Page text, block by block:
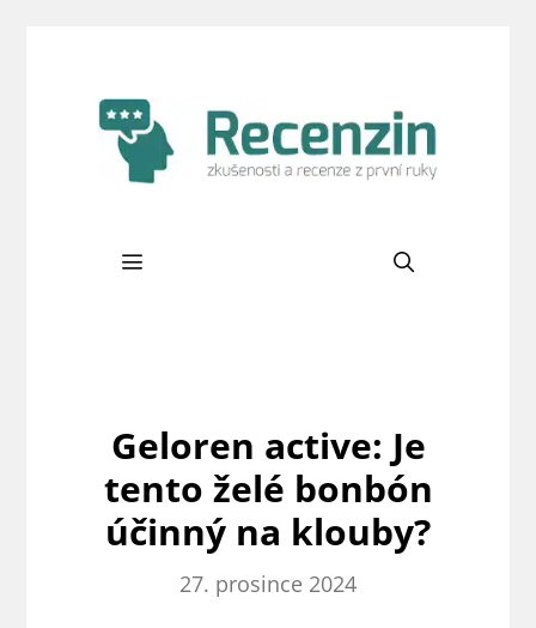
Geloren active: Je
tento želé bonbón
účinný na klouby?
27. prosince 2024